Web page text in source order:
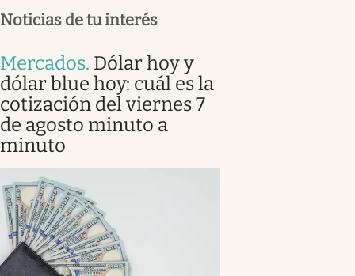
Noticias de tu interés
Mercados. Dólar hoy y
dólar blue hoy: cuál es la
cotización del viernes 7
de agosto minuto a
minuto